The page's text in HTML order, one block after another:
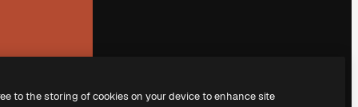
to the storing of cookies on your device to enhance site